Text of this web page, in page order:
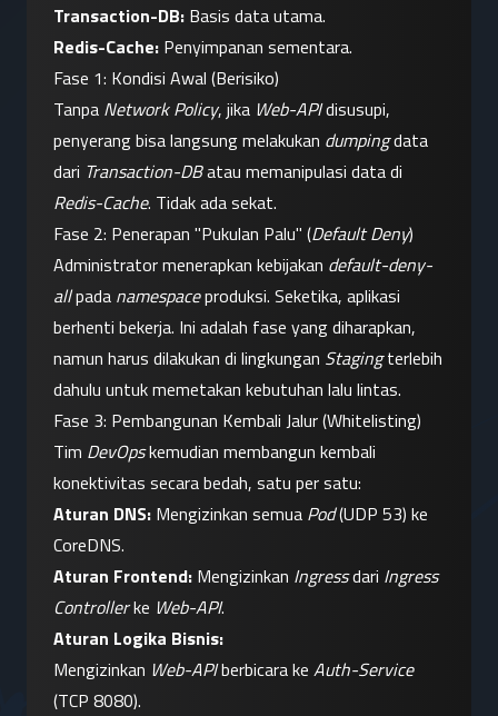
Transaction-DB: Basis data utama.
Redis-Cache: Penyimpanan sementara.
Fase 1: Kondisi Awal (Berisiko)
Tanpa Network Policy, jika Web-API disusupi,
penyerang bisa langsung melakukan dumping data
dari Transaction-DB
Redis-Cache. Tidak ada sekat.
Fase 2: Penerapan "Pukulan Palu" (Default Deny)
Administrator menerapkan kebijakan default-deny-
all pada namespace produksi. Seketika, aplikasi
berhenti bekerja. Ini adalah fase yang diharapkan,
namun harus dilakukan di lingkungan Staging terlebih
dahulu untuk memetakan kebutuhan lalu lintas.
Fase 3: Pembangunan Kembali Jalur (Whitelisting)
Tim DevOps kemudian membangun kembali
konektivitas secara bedah, satu per satu:
Aturan DNS: Mengizinkan semua Pod (UDP 53) ke
CoreDNS.
Aturan Frontend: Mengizinkan Ingress dari Ingress
Controller ke Web-API.
Aturan Logika Bisnis:
Mengizinkan Web-API berbicara ke Auth-Service
(TCP 8080).